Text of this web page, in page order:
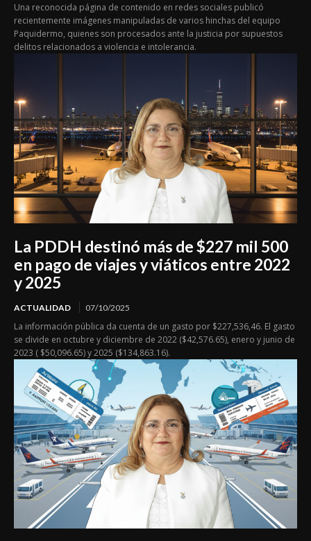
Una reconocida página de contenido en redes sociales publicó
recientemente imágenes manipuladas de varios hinchas del equipo
Paquidermo, quienes son procesados ante la justicia por supuestos
delitos relacionados a violencia e intolerancia.
La PDDH destinó más de $227 mil 500
en pago de viajes y viáticos entre 2022
y 2025
ACTUALIDAD 07/10/2025
La información pública da cuenta de un gasto por $227,536,46. El gasto
se divide en octubre y diciembre de 2022 ($42,576.65), enero y junio de
2023 ( $50,096.65) y 2025 ($134,863.16).